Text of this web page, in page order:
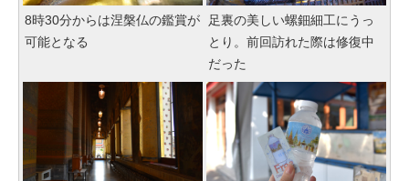
8時30分からは涅槃仏の鑑賞が
可能となる
足裏の美しい螺鈿細工にうっ
とり。前回訪れた際は修復中
だった